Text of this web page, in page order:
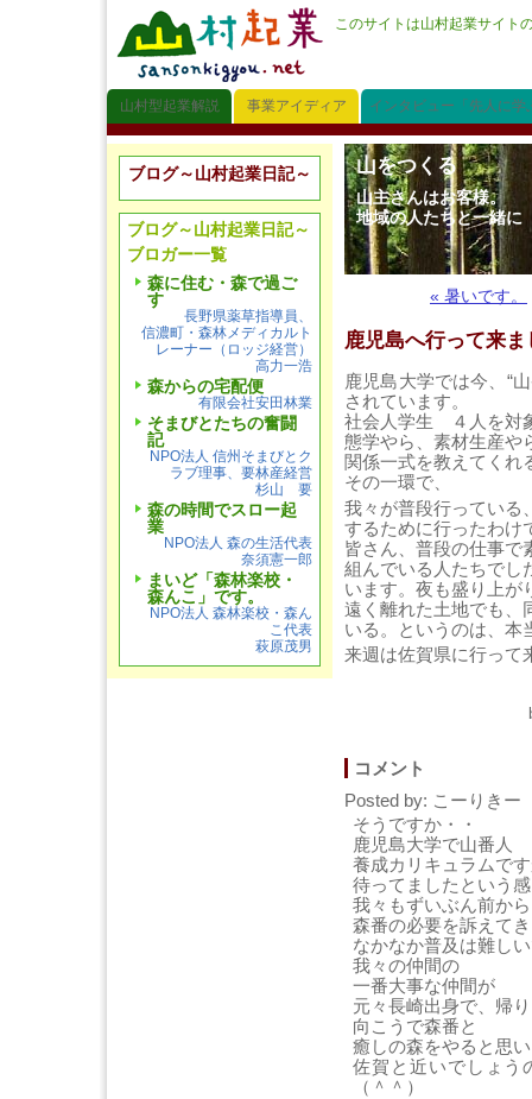
このサイトは山村起業サイト
山村型起業解説 事業アイディア インタビュー「先人に学
山をつくる
山主さんはお客様。
地域の人たちと一緒に
« 暑いです。
鹿児島へ行って来ま
鹿児島大学では今、“
されています。
社会人学生 ４人を対
態学やら、素材生産や
関係一式を教えてくれ
その一環で、
我々が普段行っている
するために行ったわけ
皆さん、普段の仕事で
組んでいる人たちでし
います。夜も盛り上が
遠く離れた土地でも、
いる。というのは、本
来週は佐賀県に行って
コメント
Posted by: こーりきー
そうですか・・
鹿児島大学で山番人
養成カリキュラムで
待ってましたという
我々もずいぶん前から
森番の必要を訴えて
なかなか普及は難し
我々の仲間の
一番大事な仲間が
元々長崎出身で、帰
向こうで森番と
癒しの森をやると思
佐賀と近いでしょう
（＾＾）
ブログ～山村起業日記～
ブログ～山村起業日記～
ブロガー一覧
森に住む・森で過ご
す
長野県薬草指導員、
信濃町・森林メディカルト
レーナー（ロッジ経営）
高力一浩
森からの宅配便
有限会社安田林業
そまびとたちの奮闘
記
NPO法人 信州そまびとク
ラブ理事、要林産経営
杉山 要
森の時間でスロー起
業
NPO法人 森の生活代表
奈須憲一郎
まいど「森林楽校・
森んこ」です。
NPO法人 森林楽校・森ん
こ代表
萩原茂男